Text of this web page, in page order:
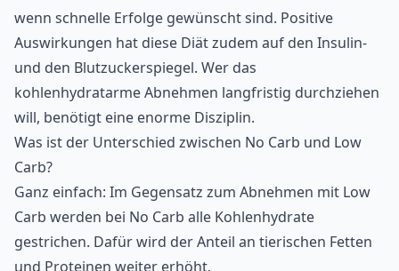
wenn schnelle Erfolge gewünscht sind. Positive
Auswirkungen hat diese Diät zudem auf den Insulin-
und den Blutzuckerspiegel. Wer das
kohlenhydratarme Abnehmen langfristig durchziehen
will, benötigt eine enorme Disziplin.
Was ist der Unterschied zwischen No Carb und Low
Carb?
Ganz einfach: Im Gegensatz zum Abnehmen mit Low
Carb werden bei No Carb alle Kohlenhydrate
gestrichen. Dafür wird der Anteil an tierischen Fetten
und Proteinen weiter erhöht.